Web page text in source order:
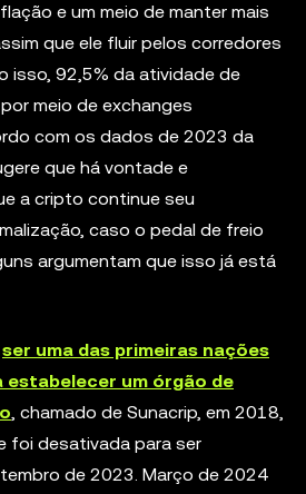
e um meio de manter mais
que ele fluir pelos corredores
isso, 92,5% da atividade de
meio de exchanges
com os dados de 2023 da
que há vontade e
a cripto continue seu
caso o pedal de freio
argumentam que isso já está
ser uma das primeiras nações
estabelecer um órgão de
, chamado de Sunacrip, em 2018,
foi desativada para ser
de 2023. Março de 2024